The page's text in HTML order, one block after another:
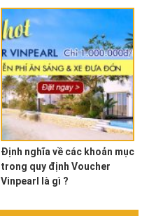
Định nghĩa về các khoản mục
trong quy định Voucher
Vinpearl là gì ?